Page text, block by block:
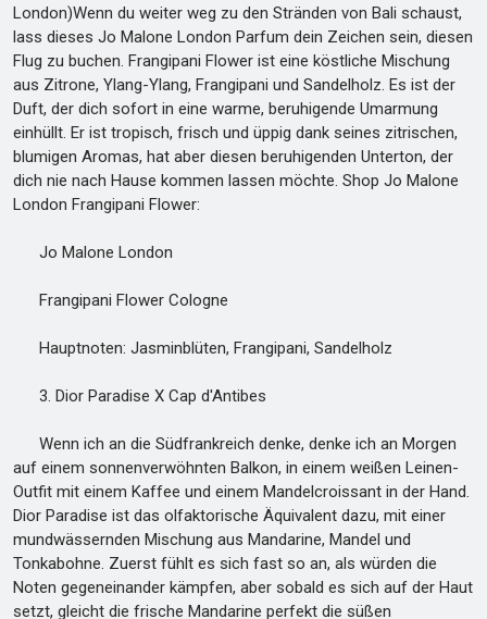
London)Wenn du weiter weg zu den Stränden von Bali schaust,
lass dieses Jo Malone London Parfum dein Zeichen sein, diesen
Flug zu buchen. Frangipani Flower ist eine köstliche Mischung
aus Zitrone, Ylang-Ylang, Frangipani und Sandelholz. Es ist der
Duft, der dich sofort in eine warme, beruhigende Umarmung
einhüllt. Er ist tropisch, frisch und üppig dank seines zitrischen,
blumigen Aromas, hat aber diesen beruhigenden Unterton, der
dich nie nach Hause kommen lassen möchte. Shop Jo Malone
London Frangipani Flower:
Jo Malone London
Frangipani Flower Cologne
Hauptnoten: Jasminblüten, Frangipani, Sandelholz
3. Dior Paradise X Cap d'Antibes
Wenn ich an die Südfrankreich denke, denke ich an Morgen
auf einem sonnenverwöhnten Balkon, in einem weißen Leinen-
Outfit mit einem Kaffee und einem Mandelcroissant in der Hand.
Dior Paradise ist das olfaktorische Äquivalent dazu, mit einer
mundwässernden Mischung aus Mandarine, Mandel und
Tonkabohne. Zuerst fühlt es sich fast so an, als würden die
Noten gegeneinander kämpfen, aber sobald es sich auf der Haut
setzt, gleicht die frische Mandarine perfekt die süßen